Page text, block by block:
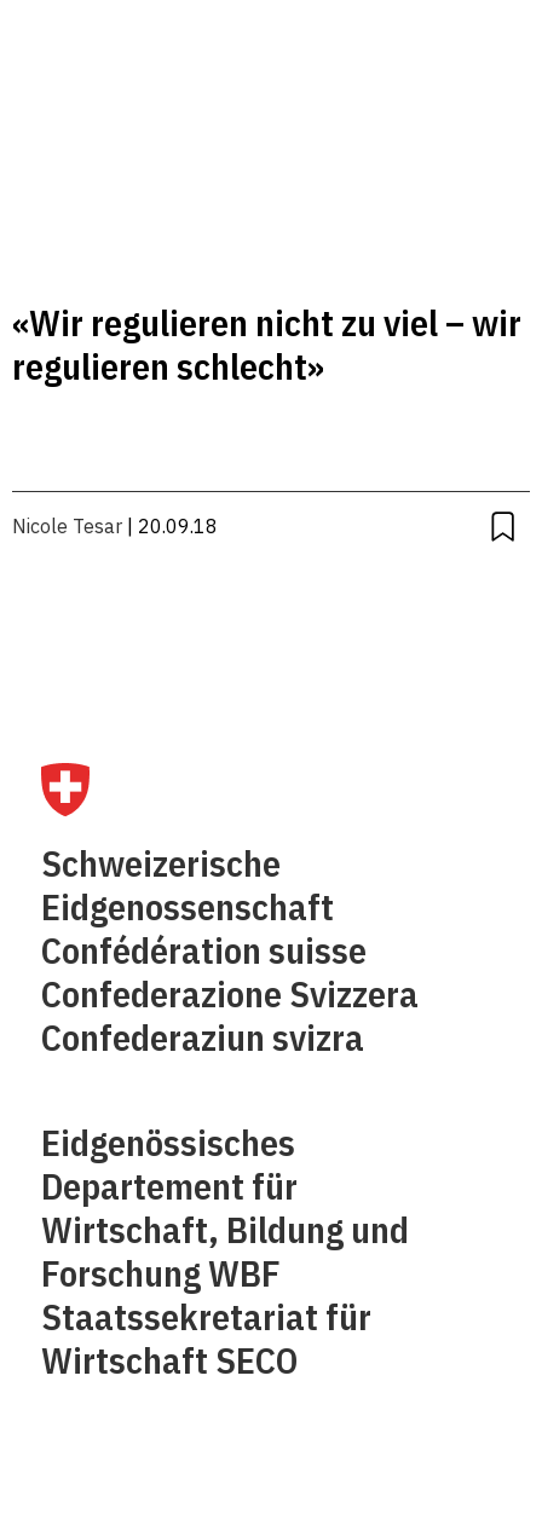
«Wir regulieren nicht zu viel – wir
regulieren schlecht»
Nicole Tesar | 20.09.18
Schweizerische
Eidgenossenschaft
Confédération suisse
Confederazione Svizzera
Confederaziun svizra
Eidgenössisches
Departement für
Wirtschaft, Bildung und
Forschung WBF
Staatssekretariat für
Wirtschaft SECO